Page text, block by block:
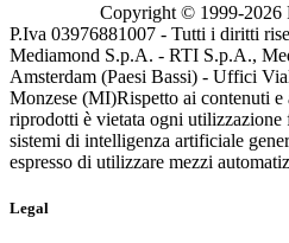
Copyright © 1999-2026
P.Iva 03976881007 - Tutti i diritti
Mediamond S.p.A. - RTI S.p.A.,
Amsterdam (Paesi Bassi) - Uffici
Monzese (MI)Rispetto ai contenuti e
riprodotti è vietata ogni utilizzazione
sistemi di intelligenza artificiale
espresso di utilizzare mezzi
Legal